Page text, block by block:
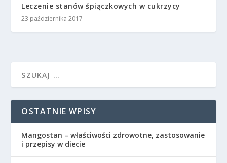
Leczenie stanów śpiączkowych w cukrzycy
23 października 2017
OSTATNIE WPISY
Mangostan – właściwości zdrowotne, zastosowanie
i przepisy w diecie